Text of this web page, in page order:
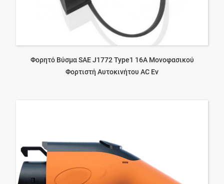
Φορητό Βύσμα SAE J1772 Type1 16A Μονοφασικού
Φορτιστή Αυτοκινήτου AC Ev